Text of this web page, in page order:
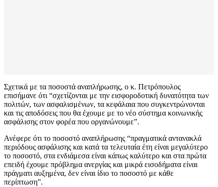
Σχετικά με τα ποσοστά αναπλήρωσης, ο κ. Πετρόπουλος
επισήμανε ότι “σχετίζονται με την εισφοροδοτική δυνατότητα των
πολιτών, των ασφαλισμένων, τα κεφάλαια που συγκεντρώνονται
και τις αποδόσεις που θα έχουμε με το νέο σύστημα κοινωνικής
ασφάλισης στον φορέα που οργανώνουμε”.
Ανέφερε ότι το ποσοστό αναπλήρωσης “πραγματικά αντανακλά
περιόδους ασφάλισης και κατά τα τελευταία έτη είναι μεγαλύτερο
το ποσοστό, στα ενδιάμεσα είναι κάπως καλύτερο και στα πρώτα
επειδή έχουμε πρόβλημα ανεργίας και μικρά εισοδήματα είναι
πράγματι αυξημένα, δεν είναι ίδιο το ποσοστό με κάθε
περίπτωση”.